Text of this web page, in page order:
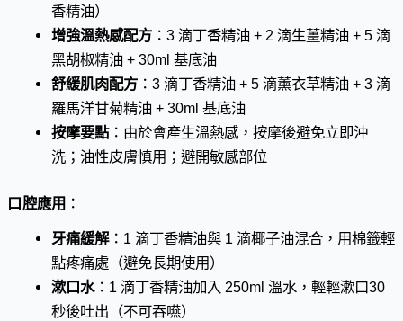
香精油）
增強溫熱感配方 ：3 滴丁香精油 + 2 滴生薑精油 + 5 滴
黑胡椒精油 + 30ml 基底油
舒緩肌肉配方 ：3 滴丁香精油 + 5 滴薰衣草精油 + 3 滴
羅馬洋甘菊精油 + 30ml 基底油
按摩要點：由於會產生溫熱感，按摩後避免立即沖
洗；油性皮膚慎用；避開敏感部位
口腔應用 ：
牙痛緩解：1 滴丁香精油與 1 滴椰子油混合，用棉籤輕
點疼痛處（避免長期使用）
漱口水：1 滴丁香精油加入 250ml 溫水，輕輕漱口30
秒後吐出（不可吞嚥）